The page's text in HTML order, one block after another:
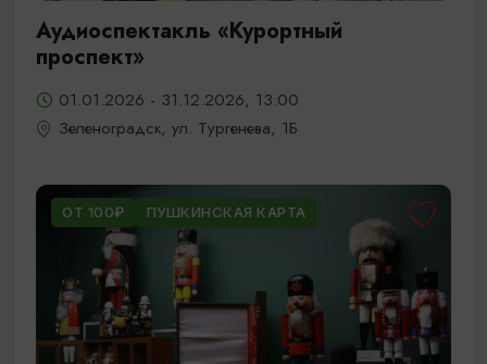
Аудиоспектакль «Курортный
проспект»
01.01.2026 - 31.12.2026, 13:00
Зеленоградск, ул. Тургенева, 1Б
ОТ 100₽ ПУШКИНСКАЯ КАРТА